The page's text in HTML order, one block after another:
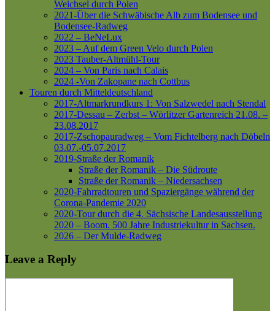
Weichsel durch Polen
2021-Über die Schwäbische Alb zum Bodensee und
Bodensee-Radweg
2022 – BeNeLux
2023 – Auf dem Green Velo durch Polen
2023 Tauber-Altmühl-Tour
2024 – Von Paris nach Calais
2024 -Von Zakopane nach Cottbus
Touren durch Mitteldeutschland
2017-Altmarkrundkurs 1: Von Salzwedel nach Stendal
2017-Dessau – Zerbst – Wörlitzer Gartenreich 21.08. –
23.08.2017
2017-Zschopauradweg – Vom Fichtelberg nach Döbeln
03.07.-05.07.2017
2019-Straße der Romanik
Straße der Romanik – Die Südroute
Straße der Romanik – Niedersachsen
2020-Fahrradtouren und Spaziergänge während der
Corona-Pandemie 2020
2020-Tour durch die 4. Sächsische Landesausstellung
2020 – Boom. 500 Jahre Industriekultur in Sachsen.
2026 – Der Mulde-Radweg
Leave a Reply